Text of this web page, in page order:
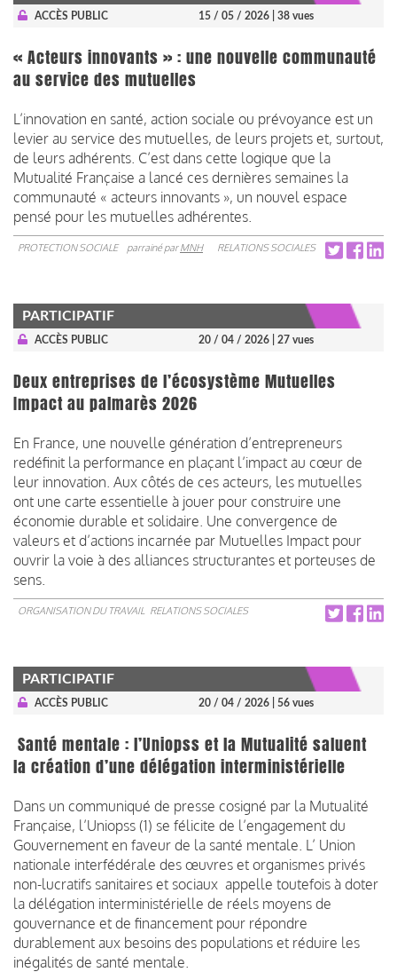
ACCÈS PUBLIC 15 / 05 / 2026 | 38 vues
« Acteurs innovants » : une nouvelle communauté
au service des mutuelles
L’innovation en santé, action sociale ou prévoyance est un
levier au service des mutuelles, de leurs projets et, surtout,
de leurs adhérents. C’est dans cette logique que la
Mutualité Française a lancé ces dernières semaines la
communauté « acteurs innovants », un nouvel espace
pensé pour les mutuelles adhérentes.
PROTECTION SOCIALE parrainé parMNH RELATIONS SOCIALES
PARTICIPATIF
ACCÈS PUBLIC 20 / 04 / 2026 | 27 vues
Deux entreprises de l’écosystème Mutuelles
Impact au palmarès 2026
En France, une nouvelle génération d’entrepreneurs
redéfinit la performance en plaçant l’impact au cœur de
leur innovation. Aux côtés de ces acteurs, les mutuelles
ont une carte essentielle à jouer pour construire une
économie durable et solidaire. Une convergence de
valeurs et d’actions incarnée par Mutuelles Impact pour
ouvrir la voie à des alliances structurantes et porteuses de
sens.
ORGANISATION DU TRAVAIL RELATIONS SOCIALES
PARTICIPATIF
ACCÈS PUBLIC 20 / 04 / 2026 | 56 vues
Santé mentale : l’Uniopss et la Mutualité saluent
la création d’une délégation interministérielle
Dans un communiqué de presse cosigné par la Mutualité
Française, l’Uniopss (1) se félicite de l’engagement du
Gouvernement en faveur de la santé mentale. L’ Union
nationale interfédérale des œuvres et organismes privés
non-lucratifs sanitaires et sociaux appelle toutefois à doter
la délégation interministérielle de réels moyens de
gouvernance et de financement pour répondre
durablement aux besoins des populations et réduire les
inégalités de santé mentale.